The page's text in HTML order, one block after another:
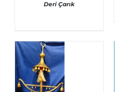
Deri Çarık